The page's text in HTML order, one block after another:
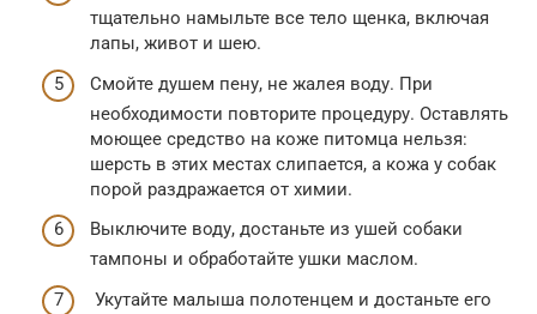
тщательно намыльте все тело щенка, включая
лапы, живот и шею.
Смойте душем пену, не жалея воду. При
необходимости повторите процедуру. Оставлять
моющее средство на коже питомца нельзя:
шерсть в этих местах слипается, а кожа у собак
порой раздражается от химии.
Выключите воду, достаньте из ушей собаки
тампоны и обработайте ушки маслом.
Укутайте малыша полотенцем и достаньте его